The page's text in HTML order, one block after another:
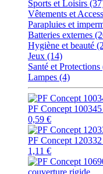
Sports et Loisirs
Vêtements et
Parapluies et
Batteries externes
Hygiène et beauté
Jeux (14)
Santé et Protections
Lampes (4)
PF Concept
0,59 €
PF Concept
1,11 €